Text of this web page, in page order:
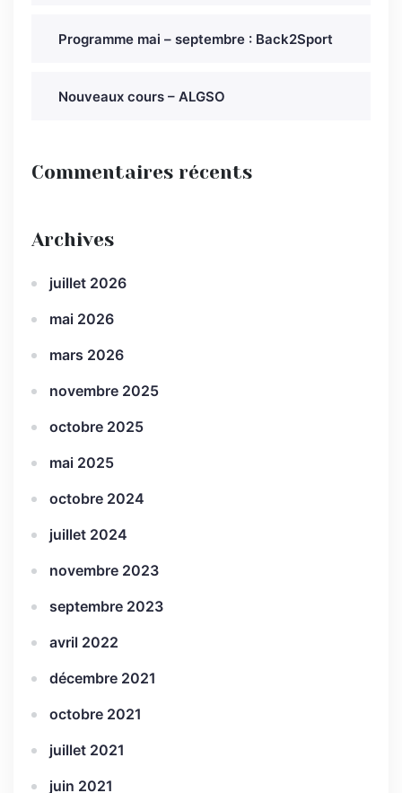
Programme mai – septembre : Back2Sport
Nouveaux cours – ALGSO
Commentaires récents
Archives
juillet 2026
mai 2026
mars 2026
novembre 2025
octobre 2025
mai 2025
octobre 2024
juillet 2024
novembre 2023
septembre 2023
avril 2022
décembre 2021
octobre 2021
juillet 2021
juin 2021